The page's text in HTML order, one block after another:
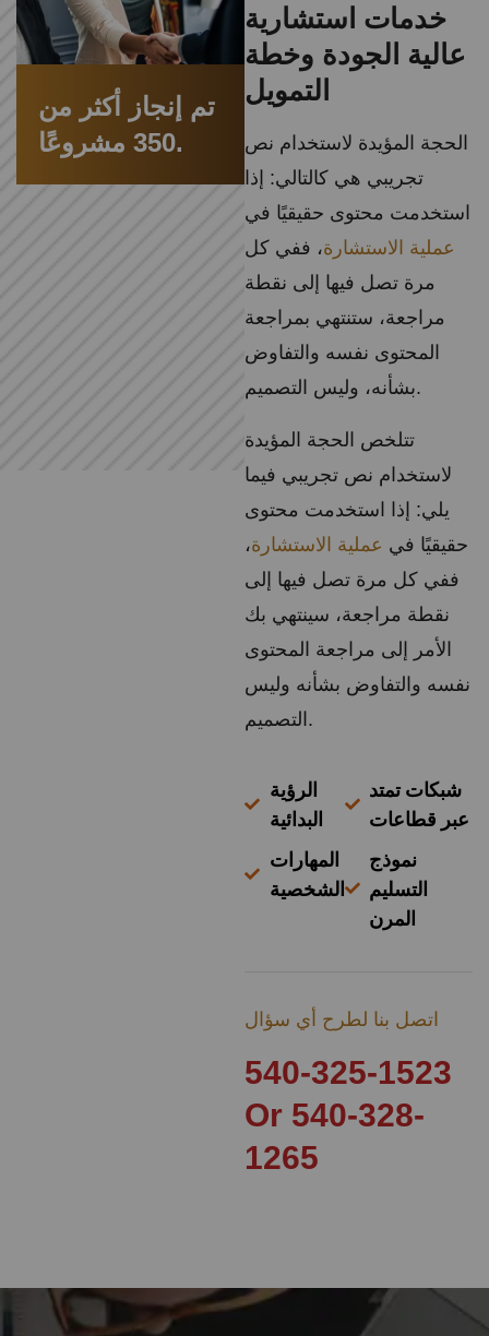
تم إنجاز أكثر من
350 مشروعًا.
خدمات استشارية
عالية الجودة وخطة
التمويل
الحجة المؤيدة لاستخدام نص
تجريبي هي كالتالي: إذا
استخدمت محتوى حقيقيًا في
عملية الاستشارة، ففي كل
مرة تصل فيها إلى نقطة
مراجعة، ستنتهي بمراجعة
المحتوى نفسه والتفاوض
بشأنه، وليس التصميم.
تتلخص الحجة المؤيدة
لاستخدام نص تجريبي فيما
يلي: إذا استخدمت محتوى
حقيقيًا في عملية الاستشارة،
ففي كل مرة تصل فيها إلى
نقطة مراجعة، سينتهي بك
الأمر إلى مراجعة المحتوى
نفسه والتفاوض بشأنه وليس
التصميم.
الرؤية
البدائية
المهارات
الشخصية
شبكات تمتد
عبر قطاعات
نموذج
التسليم
المرن
اتصل بنا لطرح أي سؤال
540-325-1523
Or 540-328-
1265